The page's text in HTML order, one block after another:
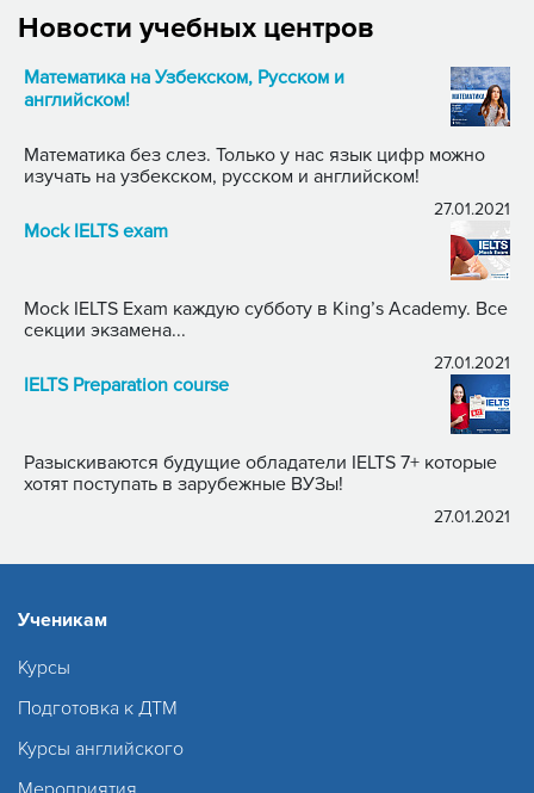
Новости учебных центров
Математика на Узбекском, Русском и
английском!
Математика без слез. Только у нас язык цифр можно
изучать на узбекском, русском и английском!
27.01.2021
Mock IELTS exam
Mock IELTS Exam каждую субботу в King’s Academy. Все
секции экзамена...
27.01.2021
IELTS Preparation course
Разыскиваются будущие обладатели IELTS 7+ которые
хотят поступать в зарубежные ВУЗы!
27.01.2021
Ученикам
Курсы
Подготовка к ДТМ
Курсы английского